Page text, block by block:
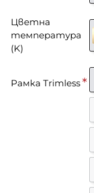
Цветна
температура
(K)
Рамка Trimless